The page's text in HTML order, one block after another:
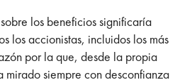
los beneficios significaría
los accionistas, incluidos los más
por la que, desde la propia
mirado siempre con desconfianza